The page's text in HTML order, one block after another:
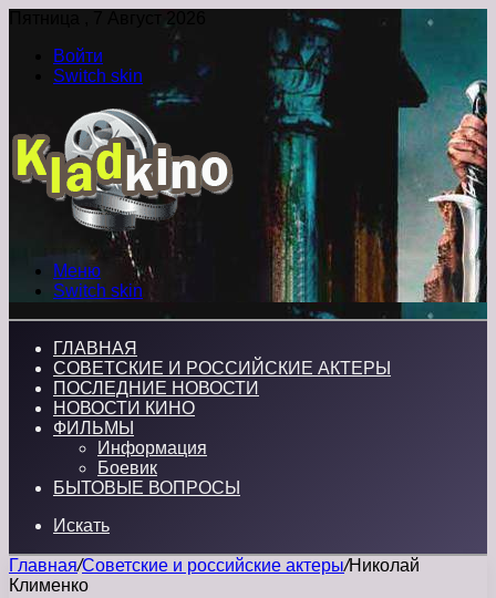
Пятница , 7 Август 2026
Войти
Switch skin
Меню
Switch skin
ГЛАВНАЯ
СОВЕТСКИЕ И РОССИЙСКИЕ АКТЕРЫ
ПОСЛЕДНИЕ НОВОСТИ
НОВОСТИ КИНО
ФИЛЬМЫ
Информация
Боевик
БЫТОВЫЕ ВОПРОСЫ
Искать
Главная/Советские и российские актеры/Николай
Клименко